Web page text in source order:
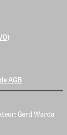
AGB
Gerd Warda